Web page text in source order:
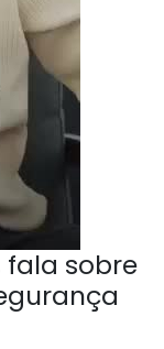
fala sobre